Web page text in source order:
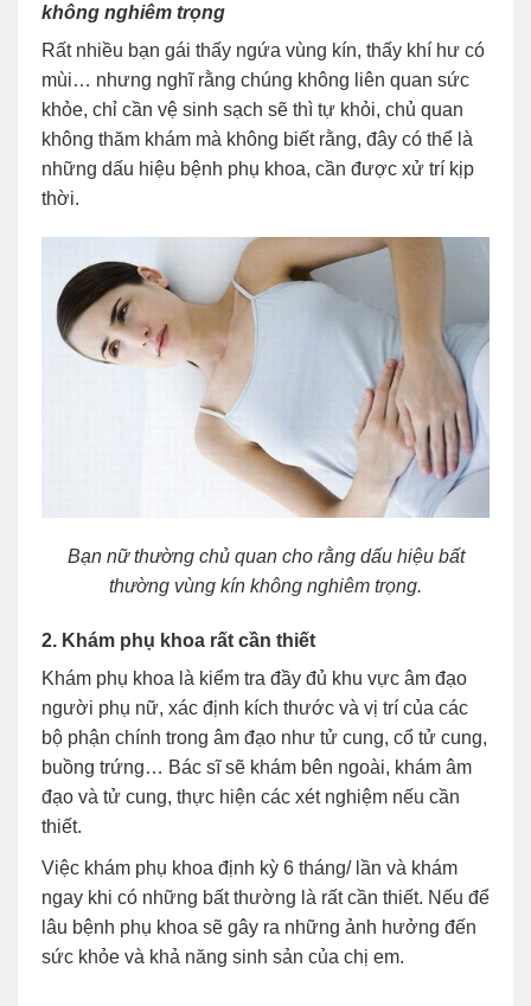
không nghiêm trọng
Rất nhiều bạn gái thấy ngứa vùng kín, thấy khí hư có
mùi… nhưng nghĩ rằng chúng không liên quan sức
khỏe, chỉ cần vệ sinh sạch sẽ thì tự khỏi, chủ quan
không thăm khám mà không biết rằng, đây có thể là
những dấu hiệu bệnh phụ khoa, cần được xử trí kịp
thời.
Bạn nữ thường chủ quan cho rằng dấu hiệu bất
thường vùng kín không nghiêm trọng.
2. Khám phụ khoa rất cần thiết
Khám phụ khoa là kiểm tra đầy đủ khu vực âm đạo
người phụ nữ, xác định kích thước và vị trí của các
bộ phận chính trong âm đạo như tử cung, cổ tử cung,
buồng trứng… Bác sĩ sẽ khám bên ngoài, khám âm
đạo và tử cung, thực hiện các xét nghiệm nếu cần
thiết.
Việc khám phụ khoa định kỳ 6 tháng/ lần và khám
ngay khi có những bất thường là rất cần thiết. Nếu để
lâu bệnh phụ khoa sẽ gây ra những ảnh hưởng đến
sức khỏe và khả năng sinh sản của chị em.